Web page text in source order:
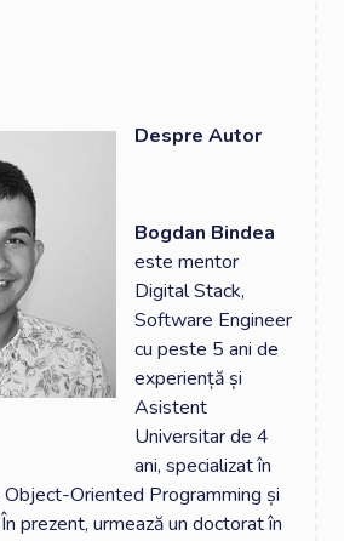
Despre Autor
Bogdan Bindea
este mentor
Digital Stack,
Software Engineer
cu peste 5 ani de
experiență și
Asistent
Universitar de 4
ani, specializat în
Oriented Programming și
prezent, urmează un doctorat în